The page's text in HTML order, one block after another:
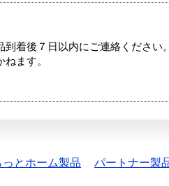
着後７日以内にご連絡くださ
ます。
っとホーム製品 パートナー製